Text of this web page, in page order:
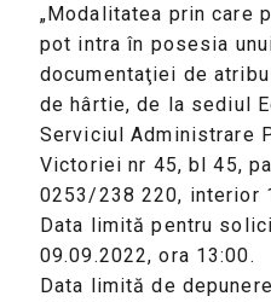
„Modalitatea prin care
pot intra în posesia
documentaţiei de
de hârtie, de la sediul
Serviciul Administrare
Victoriei nr 45, bl 45,
0253/238 220, interior
Data limită pentru
09.09.2022, ora 13:00.
Data limită de